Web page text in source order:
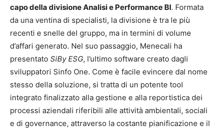
capo della divisione Analisi e Performance BI. Formata
da una ventina di specialisti, la divisione è tra le più
recenti e snelle del gruppo, ma in termini di volume
d’affari generato. Nel suo passaggio, Menecali ha
presentato SiBy ESG, l’ultimo software creato dagli
sviluppatori Sinfo One. Come è facile evincere dal nome
stesso della soluzione, si tratta di un potente tool
integrato finalizzato alla gestione e alla reportistica dei
processi aziendali riferibili alle attività ambientali, sociali
e di governance, attraverso la costante pianificazione e il